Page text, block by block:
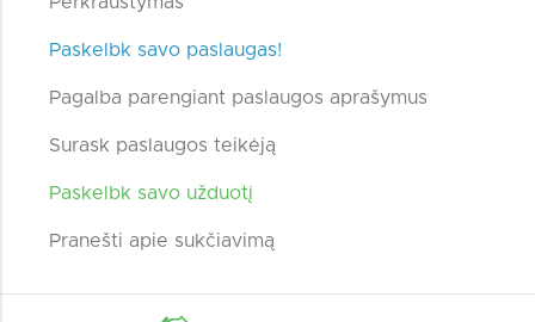
Paskelbk savo paslaugas!
Pagalba parengiant paslaugos aprašymus
Surask paslaugos teikėją
Paskelbk savo užduotį
Pranešti apie sukčiavimą